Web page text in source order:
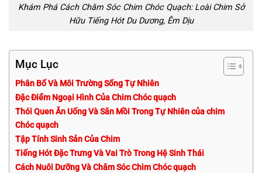
Khám Phá Cách Chăm Sóc Chim Chóc Quạch: Loài Chim Sở
Hữu Tiếng Hót Du Dương, Êm Dịu
Mục Lục
Phân Bố Và Môi Trường Sống Tự Nhiên
Đặc Điểm Ngoại Hình Của Chim Chóc quạch
Thói Quen Ăn Uống Và Săn Mồi Trong Tự Nhiên của chim
Chóc quạch
Tập Tính Sinh Sản Của Chim
Tiếng Hót Đặc Trưng Và Vai Trò Trong Hệ Sinh Thái
Cách Nuôi Dưỡng Và Chăm Sóc Chim Chóc quạch